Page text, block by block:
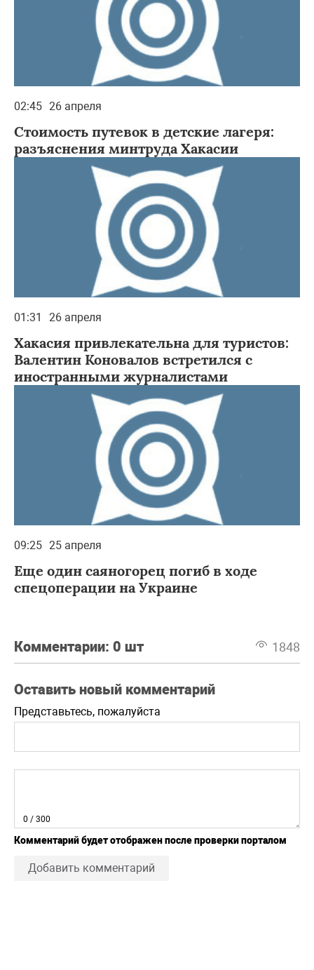
02:45 26 апреля
Стоимость путевок в детские лагеря:
разъяснения минтруда Хакасии
01:31 26 апреля
Хакасия привлекательна для туристов:
Валентин Коновалов встретился с
иностранными журналистами
09:25 25 апреля
Еще один саяногорец погиб в ходе
спецоперации на Украине
Комментарии: 0 шт 1848
Оставить новый комментарий
Представьтесь, пожалуйста
0 / 300
Комментарий будет отображен после проверки порталом
Добавить комментарий